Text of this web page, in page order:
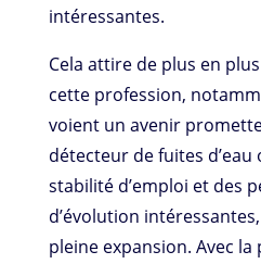
intéressantes.
Cela attire de plus en
cette profession,
voient un avenir
détecteur de fuites
stabilité d’emploi et des
d’évolution
pleine expansion. Avec